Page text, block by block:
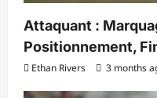
Attaquant :
Positionnement,
Ethan Rivers 3 months